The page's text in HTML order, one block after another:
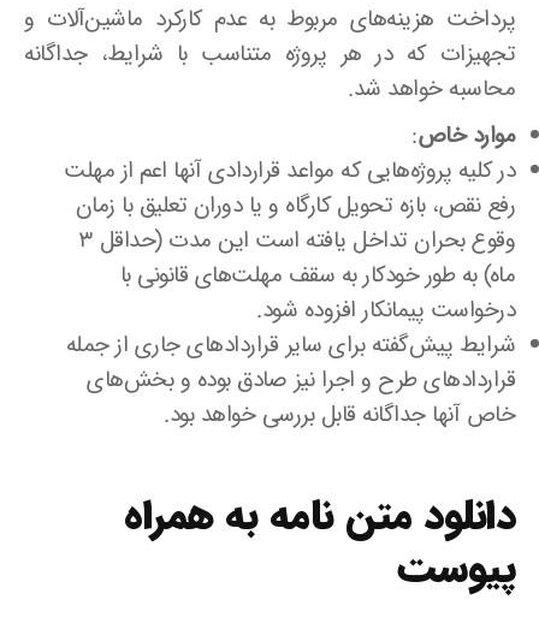
پرداخت هزینه‌های مربوط به عدم کارکرد ماشین‌آلات و
تجهیزات که در هر پروژه متناسب با شرایط، جداگانه
محاسبه خواهد شد.
موارد خاص:
در کلیه پروژه‌هایی که مواعد قراردادی آنها اعم از مهلت
رفع نقص، بازه تحویل کارگاه و یا دوران تعلیق با زمان
وقوع بحران تداخل یافته است این مدت (حداقل ۳
ماه) به طور خودکار به سقف مهلت‌های قانونی با
درخواست پیمانکار افزوده شود.
شرایط پیش‌گفته برای سایر قراردادهای جاری از جمله
قراردادهای طرح و اجرا نیز صادق بوده و بخش‌های
خاص آنها جداگانه قابل بررسی خواهد بود.
دانلود متن نامه به همراه
پیوست